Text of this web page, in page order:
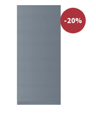
-20%